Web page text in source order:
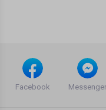
Facebook Messenger